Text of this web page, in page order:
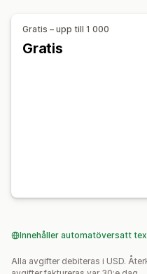
API:er och webhooks
Gratis – upp till 1 000
Gratis
Innehåller automatöversatt
Alla avgifter debiteras i USD.